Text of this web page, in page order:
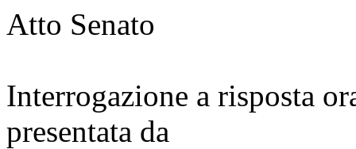
Atto Senato
Interrogazione a risposta
presentata da